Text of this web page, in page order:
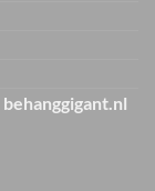
behanggigant.nl